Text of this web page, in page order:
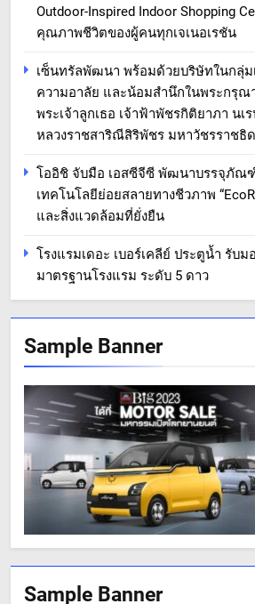
Outdoor-Inspired Indoor Shopping
คุณภาพชีวิตของผู้คนทุกเจเนอเรชัน
เซ็นทรัลพัฒนา พร้อมด้วยบริษัทในกลุ่ม
ความอาลัย และน้อมสำนึกในพระกรุ
พระเจ้าลูกเธอ เจ้าฟ้าพัชรกิติยาภา นเ
หลวงราชสาริณีสิริพัชร มหาวัชรราชธิ
โออิชิ จับมือ เอสซีจีซี พัฒนาบรรจุภัณ
เทคโนโลยีย่อยสลายทางชีวภาพ
และสิ่งแวดล้อมที่ยั่งยืน
โรงแรมเดอะ เบอร์เคลีย์ ประตูน้ำ รั
มาตรฐานโรงแรม ระดับ 5 ดาว
Sample Banner
Sample Banner